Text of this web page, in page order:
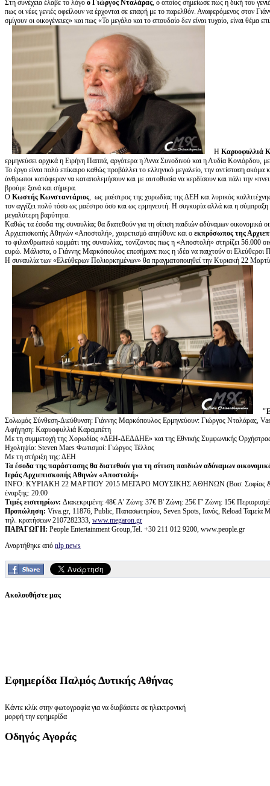
Στη συνέχεια έλαβε το λόγο ο Γιώργος Νταλάρας, ο οποίος σημείωσε πως η δική του
πως οι νέες γενιές οφείλουν να έρχονται σε επαφή με το παρελθόν. Αναφερόμενος στον
σμίγουν οι οικογένειες» και πως «Το μεγάλο και το σπουδαίο δεν είναι τυχαίο, είναι θέμα
Η Καρυοφυλλιά
ερμηνεύσει αρχικά η Ειρήνη Παππά, αργότερα η Άννα Συνοδινού και η Λυδία Κονιόρδου,
Το έργο είναι πολύ επίκαιρο καθώς προβάλλει το ελληνικό μεγαλείο, την αντίσταση
άνθρωποι κατάφεραν να καταπολεμήσουν και με αυτοθυσία να κερδίσουν και πάλι την
βρούμε ξανά και σήμερα.
Ο Κωστής Κωνσταντάριος, ως μαέστρος της χορωδίας της ΔΕΗ και λυρικός
τον αγγίζει πολύ τόσο ως μαέστρο όσο και ως ερμηνευτή. Η συγκυρία αλλά και η σύμπραξη
μεγαλύτερη βαρύτητα.
Καθώς τα έσοδα της συναυλίας θα διατεθούν για τη σίτιση παιδιών αδύναμων οικονομικά
Αρχιεπισκοπής Αθηνών «Αποστολή», χαιρετισμό απηύθυνε και ο εκπρόσωπος της
το φιλανθρωπικό κομμάτι της συναυλίας, τονίζοντας πως η «Αποστολή» στηρίζει 56.000
ευρώ. Μάλιστα, ο Γιάννης Μαρκόπουλος επεσήμανε πως η ιδέα να παιχτούν οι Ελεύθεροι
Η συναυλία των «Ελεύθερων Πολιορκημένων» θα πραγματοποιηθεί την Κυριακή 22
Σολωμός Σύνθεση-Διεύθυνση: Γιάννης Μαρκόπουλος Eρμηνεύουν: Γιώργος Νταλάρας,
Αφήγηση: Καρυοφυλλιά Καραμπέτη
Με τη συμμετοχή της Χορωδίας «ΔΕΗ-ΔΕΔΔΗΕ» και της Εθνικής Συμφωνικής
Ηχοληψία: Steven Maes Φωτισμοί: Γιώργος Τέλλος
Με τη στήριξη της: ΔΕΗ
Τα έσοδα της παράστασης θα διατεθούν για τη σίτιση παιδιών αδύναμων
Ιεράς Αρχιεπισκοπής Αθηνών «Αποστολή»
ΙΝFO: ΚΥΡΙΑΚΗ 22 ΜΑΡΤΙΟΥ 2015 ΜΕΓΑΡΟ ΜΟΥΣΙΚΗΣ ΑΘΗΝΩΝ (Βασ.
έναρξης: 20.00
Τιμές εισιτηρίων: Διακεκριμένη: 48€ Α' Ζώνη: 37€ Β' Ζώνη: 25€ Γ' Ζώνη: 15€
Προπώληση: Viva.gr, 11876, Public, Παπασωτηρίου, Seven Spots, Ιανός, Reload
τηλ. κρατήσεων 2107282333, www.megaron.gr
ΠΑΡΑΓΩΓΗ: People Entertainment Group,Tel. +30 211 012 9200, www.people.gr
Αναρτήθηκε από nlp news
Ακολουθήστε μας
Εφημερίδα Παλμός Δυτικής Αθήνας
Κάντε κλίκ στην φωτογραφία για να διαβάσετε σε ηλεκτρονική
μορφή την εφημερίδα
Οδηγός Αγοράς